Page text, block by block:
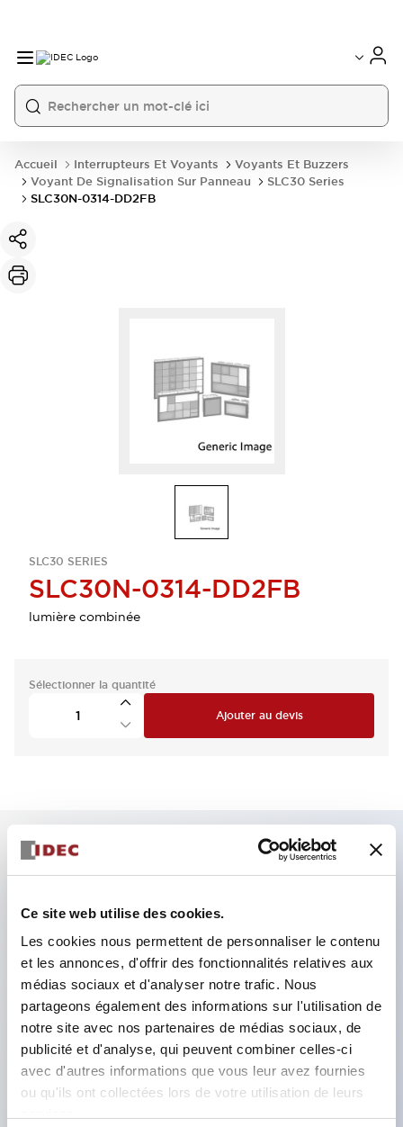
Ce site web utilise des cookies.
Les cookies nous permettent de personnaliser le contenu
et les annonces, d'offrir des fonctionnalités relatives aux
médias sociaux et d'analyser notre trafic. Nous
partageons également des informations sur l'utilisation de
notre site avec nos partenaires de médias sociaux, de
publicité et d'analyse, qui peuvent combiner celles-ci
avec d'autres informations que vous leur avez fournies
ou qu'ils ont collectées lors de votre utilisation de leurs
Accueil Interrupteurs Et Voyants
Voyants Et Buzzers
Voyant De Signalisation Sur Panneau
SLC30 Series
SLC30N-0314-DD2FB
SLC30 SERIES
SLC30N-0314-DD2FB
lumière combinée
Sélectionner la quantité
Ajouter au devis
Caractéristiques clés
Combinez plusieurs voyants et boutons-poussoirs
dans une seule découpe de panneau
Éclairage LED ou à incandescence
6 V
12 V
ou 24 V AC/DC 120 V ou 240 V AC
Jusqu'à 200 fenêtres (10 rangées par 20